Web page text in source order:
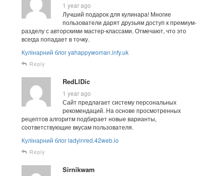
1 year ago
Лучший подарок для кулинара! Многие
пользователи дарят друзьям доступ к премиум-
разделу с авторскими мастер-классами. Отмечают, что это
всегда попадает в точку.
Кулінарний блог yahappywoman.infy.uk
Reply
RedLlDic
1 year ago
Сайт предлагает систему персональных
рекомендаций. На основе просмотренных
рецептов алгоритм подбирает новые варианты,
соответствующие вкусам пользователя.
Кулінарний блог ladyinred.42web.io
Reply
Sirnikwam